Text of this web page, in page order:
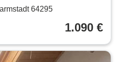
Loggia64295
1.090 €